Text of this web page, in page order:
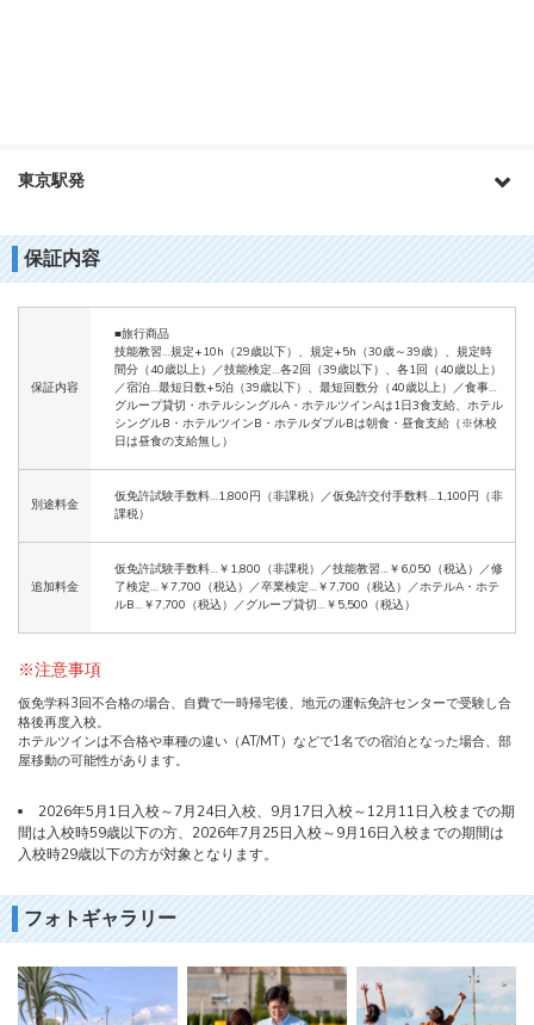
東京駅発
保証内容
保証内容
■旅行商品
技能教習…規定+10h（29歳以下）、規定+5h（30歳～39歳）、規定時
間分（40歳以上）／技能検定…各2回（39歳以下）、各1回（40歳以上）
／宿泊…最短日数+5泊（39歳以下）、最短回数分（40歳以上）／食事…
グループ貸切・ホテルシングルA・ホテルツインAは1日3食支給、ホテル
シングルB・ホテルツインB・ホテルダブルBは朝食・昼食支給（※休校
日は昼食の支給無し）
別途料金
仮免許試験手数料…1,800円（非課税）／仮免許交付手数料…1,100円（非
課税）
追加料金
仮免許試験手数料…￥1,800（非課税）／技能教習…￥6,050（税込）／修
了検定…￥7,700（税込）／卒業検定…￥7,700（税込）／ホテルA・ホテ
ルB…￥7,700（税込）／グループ貸切…￥5,500（税込）
※注意事項
仮免学科3回不合格の場合、自費で一時帰宅後、地元の運転免許センターで受験し合
格後再度入校。
ホテルツインは不合格や車種の違い（AT/MT）などで1名での宿泊となった場合、部
屋移動の可能性があります。
2026年5月1日入校～7月24日入校、9月17日入校～12月11日入校までの期
間は入校時59歳以下の方、2026年7月25日入校～9月16日入校までの期間は
入校時29歳以下の方が対象となります。
フォトギャラリー